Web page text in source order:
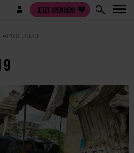
JETZT SPENDEN!
APRIL 2020